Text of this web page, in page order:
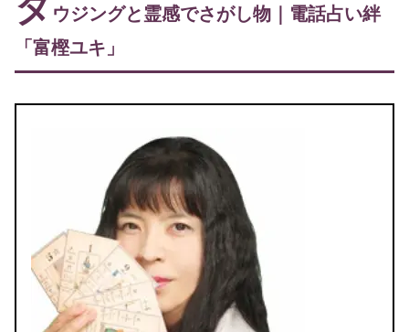
ウジングと霊感でさがし物｜電話占い絆
「富樫ユキ」